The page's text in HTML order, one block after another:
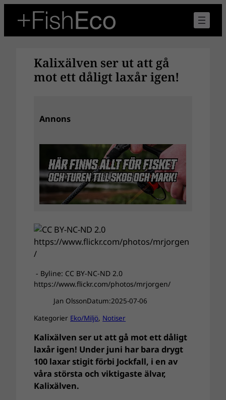
innehåll
Kalixälven ser ut att gå
mot ett dåligt laxår igen!
Annons
- Byline: CC BY-NC-ND 2.0
https://www.flickr.com/photos/mrjorgen/
Jan OlssonDatum:2025-07-06
Kategorier Eko/Miljö, Notiser
Kalixälven ser ut att gå mot ett dåligt
laxår igen! Under juni har bara drygt
100 laxar stigit förbi Jockfall, i en av
våra största och viktigaste älvar,
Kalixälven.